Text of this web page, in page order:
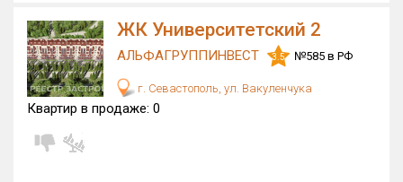
ЖК Университетский 2
АЛЬФАГРУППИНВЕСТ 3.5 №585 в РФ
г. Севастополь, ул. Вакуленчука
Квартир в продаже: 0